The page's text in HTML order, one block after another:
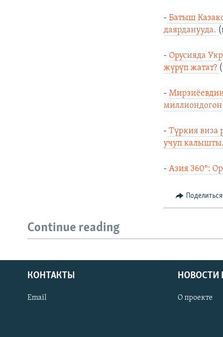
- Батыш
даярданууда.
- Орусияда
жүрүп жатат?
-
- Түркия виза
учуп калышты.
-Азия 360°:
Поделиться
Continue reading
КОНТАКТЫ
Email
НОВОСТИ
О проекте